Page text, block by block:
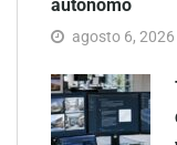
autónomo
agosto 6, 2026